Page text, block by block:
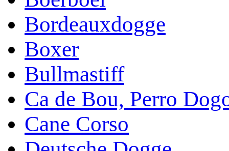
Bordeauxdogge
Boxer
Bullmastiff
Ca de Bou, Perro
Cane Corso